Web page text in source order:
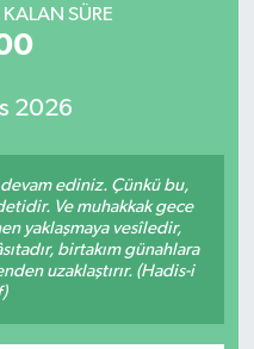
SÜRE
2026
ediniz. Çünkü bu,
Ve muhakkak gece
yaklaşmaya vesîledir,
birtakım günahlara
uzaklaştırır. (Hadis-i
ve Fikstür